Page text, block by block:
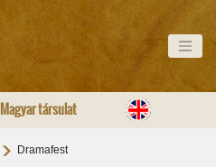
Magyar társulat
Dramafest